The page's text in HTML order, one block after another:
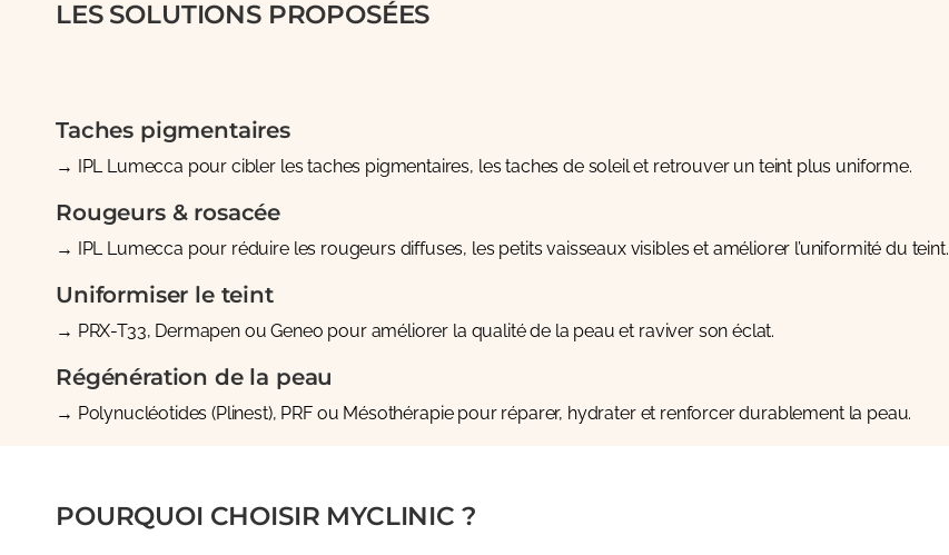
LES SOLUTIONS PROPOSÉES
Taches pigmentaires
→ IPL Lumecca pour cibler les taches pigmentaires, les taches de soleil et retrouver un teint plus uniforme.
Rougeurs & rosacée
→ IPL Lumecca pour réduire les rougeurs diffuses, les petits vaisseaux visibles et améliorer l’uniformité du teint.
Uniformiser le teint
→ PRX-T33, Dermapen ouGeneo pour améliorer la qualité de la peau et raviver son éclat.
Régénération de la peau
→ Polynucléotides (Plinest), PRFou Mésothérapiepour réparer, hydrater et renforcer durablement la peau.
POURQUOI CHOISIR MYCLINIC ?